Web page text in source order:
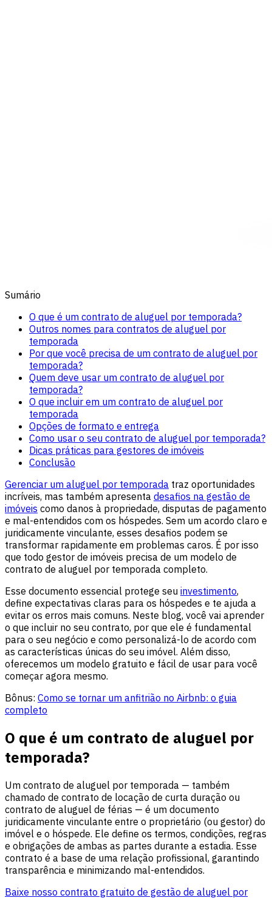
Sumário
O que é um contrato de aluguel por temporada?
Outros nomes para contratos de aluguel por
temporada
Por que você precisa de um contrato de aluguel por
temporada?
Quem deve usar um contrato de aluguel por
temporada?
O que incluir em um contrato de aluguel por
temporada
Opções de formato e entrega
Como usar o seu contrato de aluguel por temporada?
Dicas práticas para gestores de imóveis
Conclusão
Gerenciar um aluguel por temporada traz oportunidades
incríveis, mas também apresenta desafios na gestão de
imóveis como danos à propriedade, disputas de pagamento
e mal-entendidos com os hóspedes. Sem um acordo claro e
juridicamente vinculante, esses desafios podem se
transformar rapidamente em problemas caros. É por isso
que todo gestor de imóveis precisa de um modelo de
contrato de aluguel por temporada completo.
Esse documento essencial protege seu investimento,
define expectativas claras para os hóspedes e te ajuda a
evitar os erros mais comuns. Neste blog, você vai aprender
o que incluir no seu contrato, por que ele é fundamental
para o seu negócio e como personalizá-lo de acordo com
as características únicas do seu imóvel. Além disso,
oferecemos um modelo gratuito e fácil de usar para você
começar agora mesmo.
Bônus: Como se tornar um anfitrião no Airbnb: o guia
completo
O que é um contrato de aluguel por
temporada?
Um contrato de aluguel por temporada — também
chamado de contrato de locação de curta duração ou
contrato de aluguel de férias — é um documento
juridicamente vinculante entre o proprietário (ou gestor) do
imóvel e o hóspede. Ele define os termos, condições, regras
e obrigações de ambas as partes durante a estadia. Esse
contrato é a base de uma relação profissional, garantindo
transparência e minimizando mal-entendidos.
Baixe nosso contrato gratuito de gestão de aluguel por